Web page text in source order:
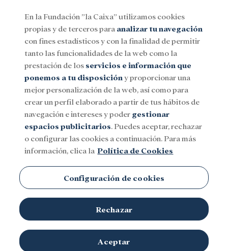
Menu
SocialInvestigación y becasCultura
En la Fundación ”la Caixa” utilizamos cookies
propias y de terceros para analizar tu navegación
con fines estadísticos y con la finalidad de permitir
tanto las funcionalidades de la web como la
prestación de los servicios e información que
ponemos a tu disposición y proporcionar una
mejor personalización de la web, así como para
crear un perfil elaborado a partir de tus hábitos de
navegación e intereses y poder gestionar
espacios publicitarios. Puedes aceptar, rechazar
o configurar las cookies a continuación. Para más
información, clica la Política de Cookies
Configuración de cookies
Rechazar
Aceptar